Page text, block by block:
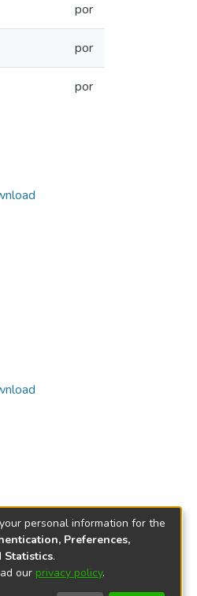
por
por
por
personal information for the
Preferences,
Statistics.
our privacy policy.